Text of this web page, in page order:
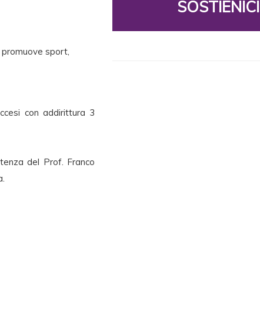
promuove sport,
con addirittura 3
del Prof. Franco
SOSTIENICI